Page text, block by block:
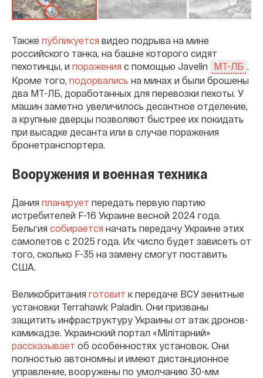
Также публикуется видео подрыва на мине
российского танка, на башне которого сидят
пехотинцы, и поражения с помощью Javelin МТ-ЛБ
Кроме того, подорвались на минах и были брошены
два МТ-ЛБ, доработанных для перевозки пехоты. У
машин заметно увеличилось десантное отделение,
а крупные дверцы позволяют быстрее их покидать
при высадке десанта или в случае поражения
бронетранспортера.
Вооружения и военная техника
Дания планирует передать первую партию
истребителей F-16 Украине весной 2024 года.
Бельгия собирается начать передачу Украине этих
самолетов с 2025 года. Их число будет зависеть от
того, сколько F-35 на замену смогут поставить
США.
Великобритания готовит к передаче ВСУ зенитные
установки Terrahawk Paladin. Они призваны
защитить инфраструктуру Украины от атак дронов-
камикадзе. Украинский портал «Мілітарний»
рассказывает об особенностях установок. Они
полностью автономны и имеют дистанционное
управление, вооружены по умолчанию 30-мм